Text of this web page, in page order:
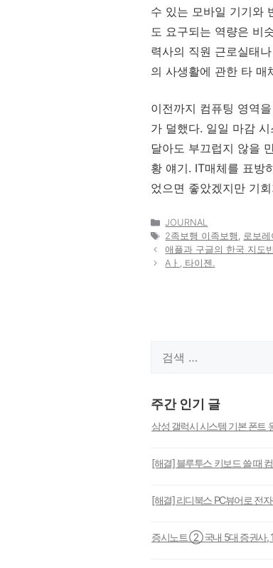
수 있는 모바일 기기와
도 요구되는 역량은 비
력사의 직원 근로실태
의 사생활에 관한 타 매
이전까지 컴퓨팅 영역
가 덜했다. 일일 마감
달아도 부끄럽지 않을
황 얘기. IT매체를 표방
었으면 좋았겠지만 기
카
테
고
리
JOURNAL
태
그
2족보행 이족보행 , 로보레
애플과 구글의 한국 지도
Aㅏ, 타이젠.
주간 인기 글
삼성 갤럭시 시스템 기본 폰트
[해결] 블루투스 키보드 쓸 때
[해결] 리디북스 PC뷰어로 전
증시노트 ② 국내 5대 증권사,